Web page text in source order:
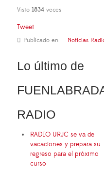
Visto 1834 veces
Tweet
Publicado en Noticias
Lo último de
RADIO
RADIO URJC se va de
vacaciones y prepara su
regreso para el próximo
curso